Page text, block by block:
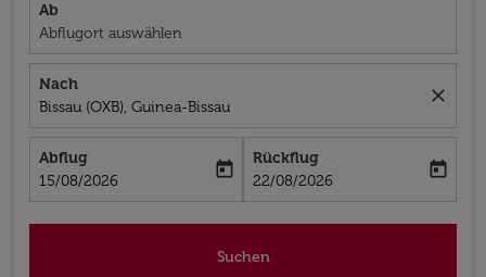
Ab
Abflugort auswählen
Nach
Bissau (OXB), Guinea-Bissau
close
Abflug
fc-booking-departure-date-aria-label
15/08/2026
today
Rückflug
fc-booking-return-date-aria-label
22/08/2026
today
Suchen